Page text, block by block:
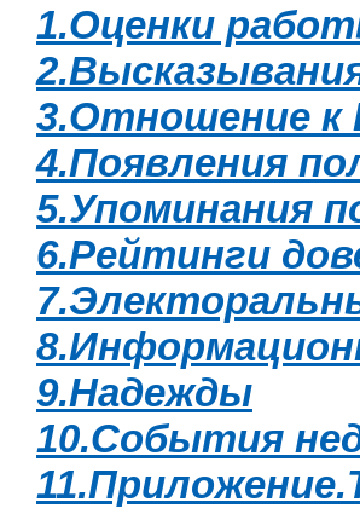
1.Оценки
3.Отношение к
4.Появления
5.Упоминания
6.Рейтинги
9.Надежды
10.События